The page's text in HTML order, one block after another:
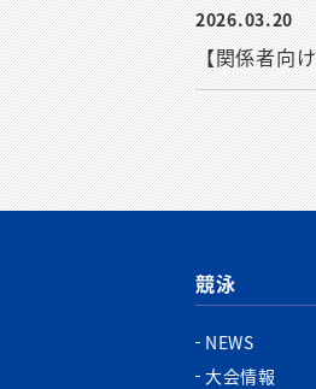
2026.03.20
【関係者向
競泳
NEWS
大会情報